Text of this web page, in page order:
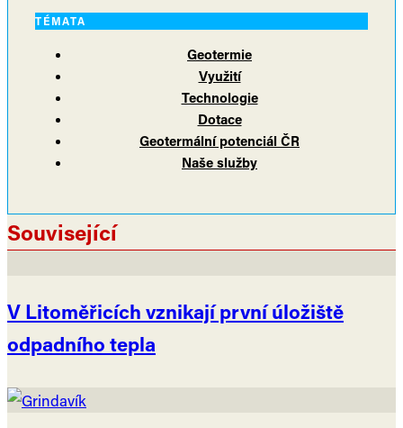
TÉMATA
Geotermie
Využití
Technologie
Dotace
Geotermální potenciál ČR
Naše služby
Související
V Litoměřicích vznikají první úložiště
odpadního tepla